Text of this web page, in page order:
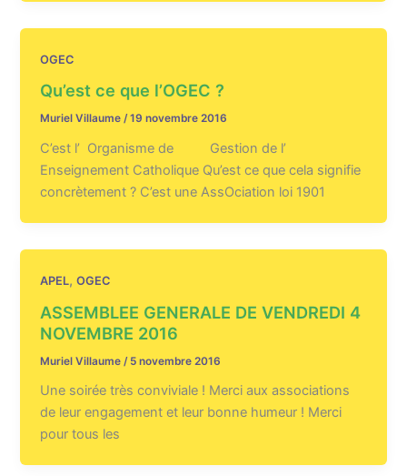
OGEC
Qu’est ce que l’OGEC ?
Muriel Villaume/19 novembre 2016
C’est l’ Organisme de Gestion de l’
Enseignement Catholique Qu’est ce que cela signifie
concrètement ? C’est une AssOciation loi 1901
APEL,OGEC
ASSEMBLEE GENERALE DE VENDREDI 4
NOVEMBRE 2016
Muriel Villaume / 5 novembre 2016
Une soirée très conviviale ! Merci aux associations
de leur engagement et leur bonne humeur ! Merci
pour tous les